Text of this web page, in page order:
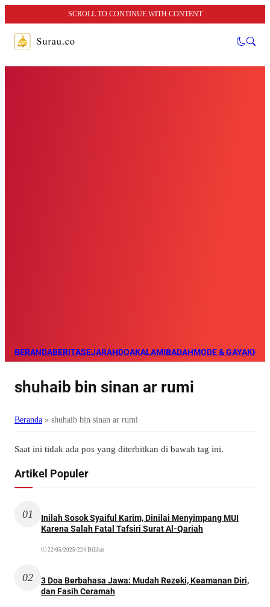
SCROLL TO CONTINUE WITH CONTENT
BERANDABERITASEJARAHDOAKALAMIBADAHMODE & GAYA
shuhaib bin sinan ar rumi
Beranda » shuhaib bin sinan ar rumi
Saat ini tidak ada pos yang diterbitkan di bawah tag ini.
Artikel Populer
01
Inilah Sosok Syaiful Karim, Dinilai Menyimpang MUI
Karena Salah Fatal Tafsiri Surat Al-Qariah
22/05/2025 •224 Dilihat
02
3 Doa Berbahasa Jawa: Mudah Rezeki, Keamanan Diri,
dan Fasih Ceramah